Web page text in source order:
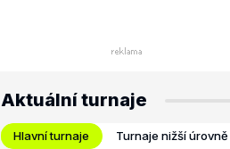
Aktuální turnaje
Hlavní turnaje Turnaje nižší úrovně